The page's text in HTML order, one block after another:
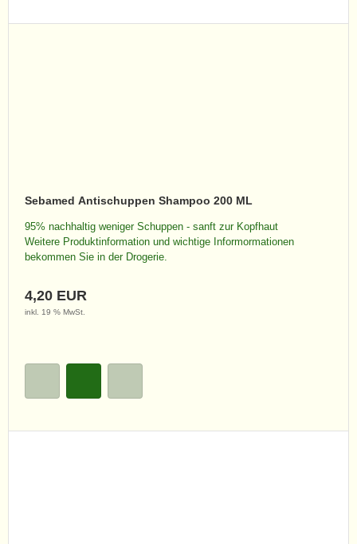
Sebamed Antischuppen Shampoo 200 ML
95% nachhaltig weniger Schuppen - sanft zur Kopfhaut
Weitere Produktinformation und wichtige Informormationen
bekommen Sie in der Drogerie.
4,20 EUR
inkl. 19 % MwSt.